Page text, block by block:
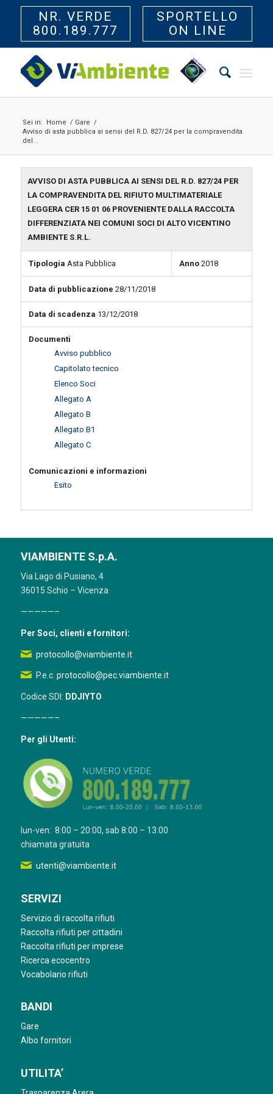
NR. VERDE
800.189.777
SPORTELLO
ON LINE
Sei in: Home / Gare /
Avviso di asta pubblica ai sensi del R.D. 827/24 per la compravendita
del...
AVVISO DI ASTA PUBBLICA AI SENSI DEL R.D. 827/24 PER
LA COMPRAVENDITA DEL RIFIUTO MULTIMATERIALE
LEGGERA CER 15 01 06 PROVENIENTE DALLA RACCOLTA
DIFFERENZIATA NEI COMUNI SOCI DI ALTO VICENTINO
AMBIENTE S.R.L.
Tipologia Asta Pubblica Anno2018
Data di pubblicazione 28/11/2018
Data di scadenza 13/12/2018
Documenti
Avviso pubblico
Capitolato tecnico
Elenco Soci
Allegato A
Allegato B
Allegato B1
Allegato C
Comunicazioni e informazioni
Esito
VIAMBIENTE S.p.A.
Via Lago di Pusiano, 4
36015 Schio – Vicenza
—————–
Per Soci, clienti e fornitori:
protocollo@viambiente.it
P.e.c. protocollo@pec.viambiente.it
Codice SDI: DDJIYTO
—————–
Per gli Utenti:
lun-ven: 8:00 – 20:00, sab 8:00 – 13:00
chiamata gratuita
utenti@viambiente.it
SERVIZI
Servizio di raccolta rifiuti
Raccolta rifiuti per cittadini
Raccolta rifiuti per imprese
Ricerca ecocentro
Vocabolario rifiuti
BANDI
Gare
Albo fornitori
UTILITA’